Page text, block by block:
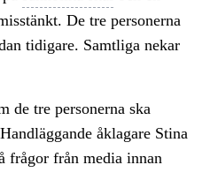
De tre personerna
tidigare. Samtliga nekar
de tre personerna ska
åklagare Stina
frågor från media innan